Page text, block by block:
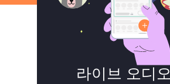
라이브 오디오